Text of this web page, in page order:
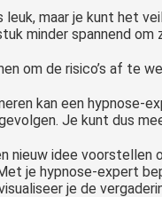
leuk, maar je kunt het
minder spannend om
om de risico’s af te
kan een hypnose-
Je kunt dus
nieuw idee voorstellen
je hypnose-expert
je de